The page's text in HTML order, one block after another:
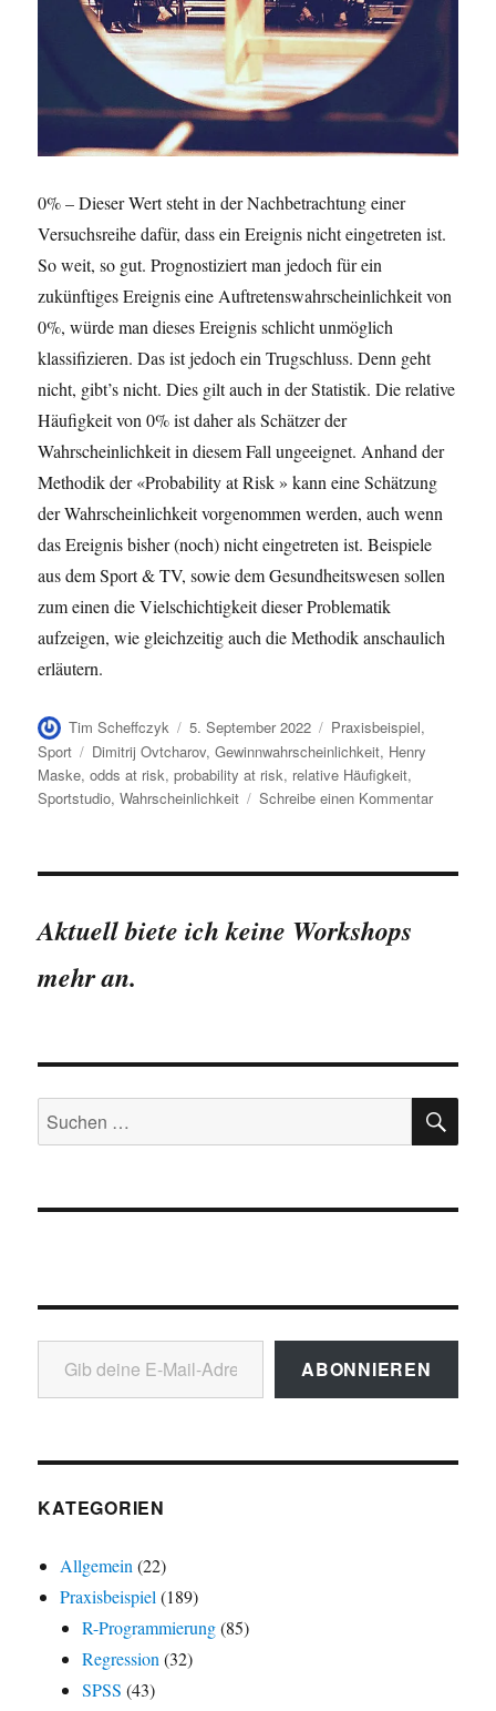
0% – Dieser Wert steht in der Nachbetrachtung einer
Versuchsreihe dafür, dass ein Ereignis nicht eingetreten ist.
So weit, so gut. Prognostiziert man jedoch für ein
zukünftiges Ereignis eine Auftretenswahrscheinlichkeit von
0%, würde man dieses Ereignis schlicht unmöglich
klassifizieren. Das ist jedoch ein Trugschluss. Denn geht
nicht, gibt’s nicht. Dies gilt auch in der Statistik. Die relative
Häufigkeit von 0% ist daher als Schätzer der
Wahrscheinlichkeit in diesem Fall ungeeignet. Anhand der
Methodik der «Probability at Risk » kann eine Schätzung
der Wahrscheinlichkeit vorgenommen werden, auch wenn
das Ereignis bisher (noch) nicht eingetreten ist. Beispiele
aus dem Sport & TV, sowie dem Gesundheitswesen sollen
zum einen die Vielschichtigkeit dieser Problematik
aufzeigen, wie gleichzeitig auch die Methodik anschaulich
erläutern.
Autor
Tim Scheffczyk
Veröffentlicht
am
5. September 2022 Kategorien
Praxisbeispiel,
Sport
Schlagwörter
Dimitrij Ovtcharov,Gewinnwahrscheinlichkeit, Henry
Maske,odds at risk,probability at risk, relative Häufigkeit,
Sportstudio,Wahrscheinlichkeit Schreibe einen Kommentarzu
gibt
Aktuell biete ich keine Workshops
mehr an.
Suchen
nach:
Gib deine E-Mail-Adresse ein ...
ABONNIEREN
KATEGORIEN
Allgemein (22)
Praxisbeispiel (189)
R-Programmierung(85)
Regression (32)
SPSS (43)